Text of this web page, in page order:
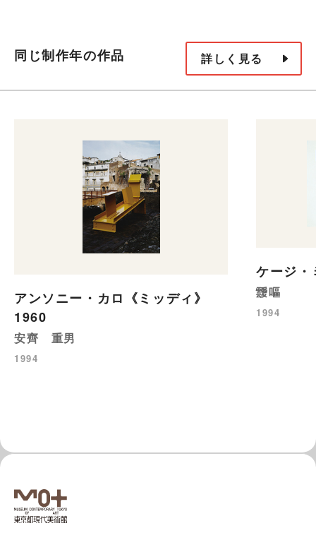
同じ制作年の作品 詳しく見る
アンソニー・カロ《ミッディ》
1960
安齊 重男
1994
ケージ
靉嘔
1994